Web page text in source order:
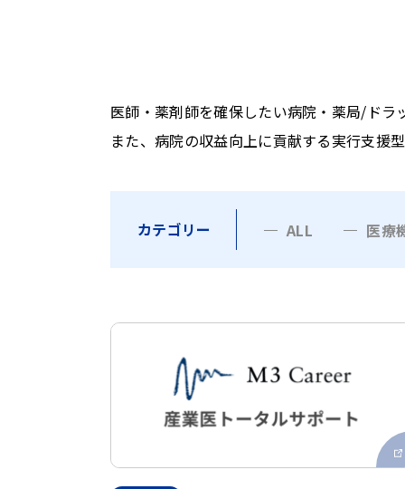
医師・薬剤師を確保したい病院・薬局/ド
また、病院の収益向上に貢献する実行支援
カテゴリー ALL 医療